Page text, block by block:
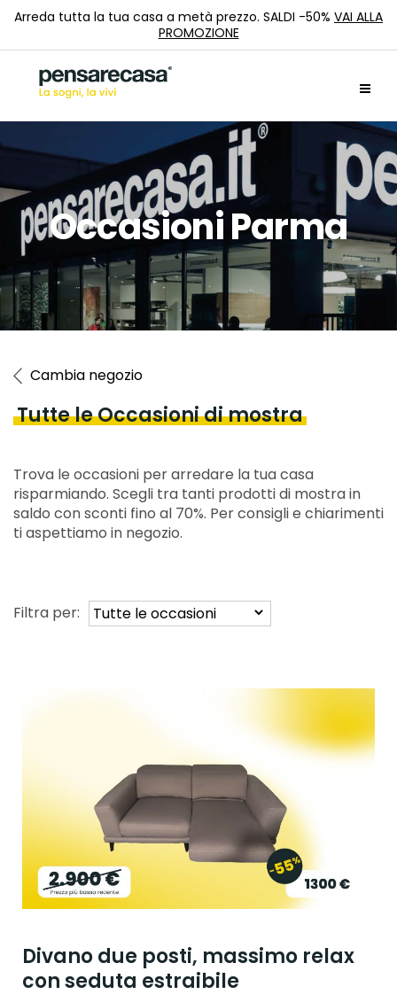
Arreda tutta la tua casa a metà prezzo. SALDI -50% VAI ALLA
PROMOZIONE
Occasioni Parma
Cambia negozio
Tutte le Occasioni di mostra
Trova le occasioni per arredare la tua casa
risparmiando. Scegli tra tanti prodotti di mostra in
saldo con sconti fino al 70%. Per consigli e chiarimenti
ti aspettiamo in negozio.
Filtra per:
Divano due posti, massimo relax
con seduta estraibile